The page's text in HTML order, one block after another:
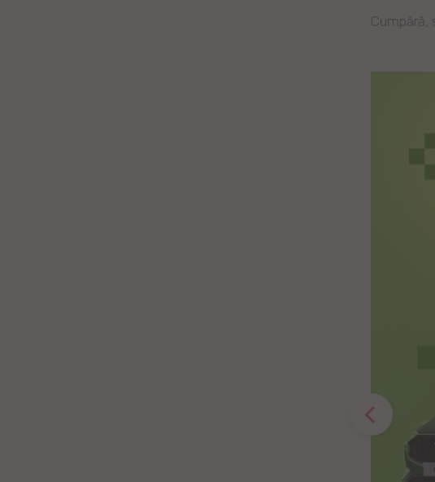
Cumpără,